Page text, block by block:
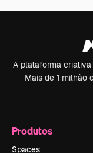
A plataforma
Mais de 1 milhão
Produtos
Spaces